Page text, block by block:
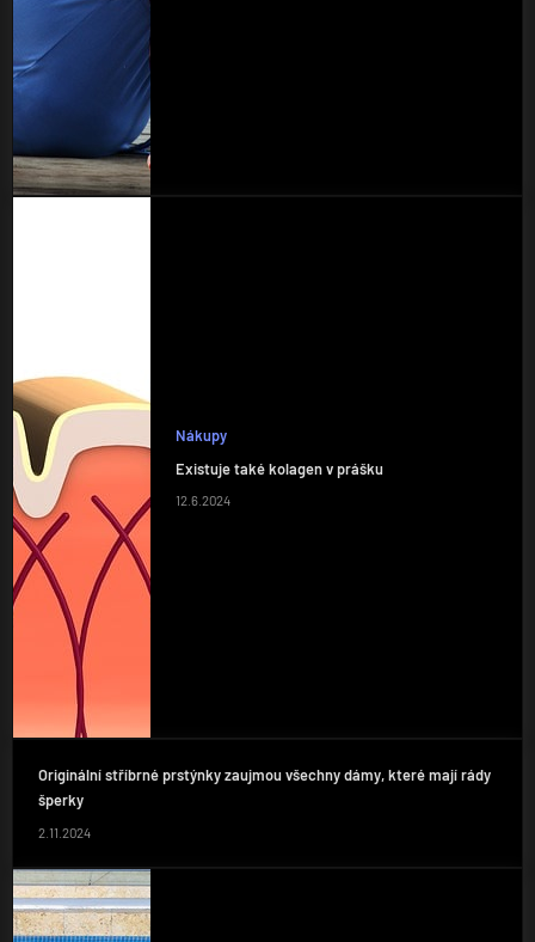
Nákupy
Existuje také kolagen v prášku
12.6.2024
Originální stříbrné prstýnky zaujmou všechny dámy, které mají rády
šperky
2.11.2024